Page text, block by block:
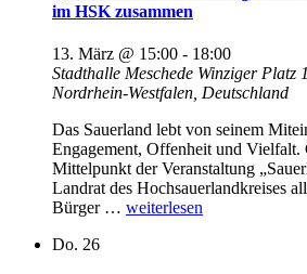
im HSK zusammen
13. März @ 15:00 - 18:00
Stadthalle Meschede Winziger Platz
Nordrhein-Westfalen, Deutschland
Das Sauerland lebt von seinem
Engagement, Offenheit und Vielfalt.
Mittelpunkt der Veranstaltung
Landrat des Hochsauerlandkreises
Bürger … „„Sauerland-
weiterlesen
Do. 26